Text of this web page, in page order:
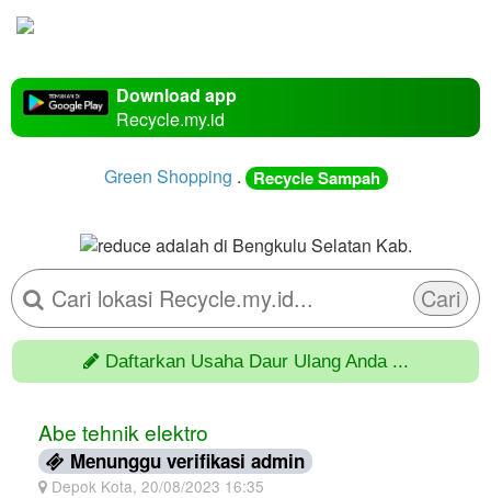
Download app
Recycle.my.id
Green Shopping . Recycle Sampah
Cari
Daftarkan Usaha Daur Ulang Anda ...
Abe tehnik elektro
Menunggu verifikasi admin
Depok Kota, 20/08/2023 16:35